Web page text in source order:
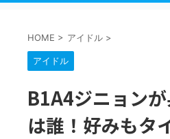
HOME > アイドル >
アイドル
B1A4ジニョン
は誰！好みもタ